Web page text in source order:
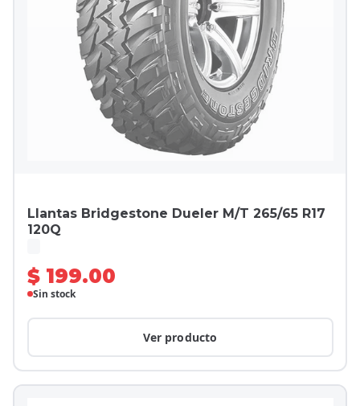
Llantas Bridgestone Dueler M/T 265/65 R17
120Q
$ 199.00
Sin stock
Ver producto